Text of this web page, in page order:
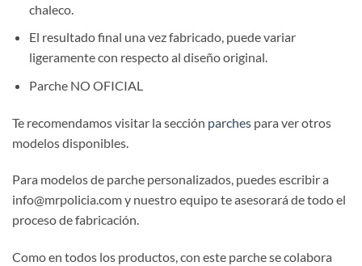
chaleco.
El resultado final una vez fabricado, puede variar
ligeramente con respecto al diseño original.
Parche NO OFICIAL
Te recomendamos visitar la sección parches para ver otros
modelos disponibles.
Para modelos de parche personalizados, puedes escribir a
info@mrpolicia.com y nuestro equipo te asesorará de todo el
proceso de fabricación.
Como en todos los productos, con este parche se colabora